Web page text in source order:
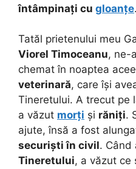
întâmpinați cu gloanțe.
Tatăl prietenului meu
Viorel Timoceanu, ne-
chemat în noaptea
veterinară, care își
Tineretului. A trecut pe
a văzut morți și răniți.
ajute, însă a fost
securiști în civil. Când
Tineretului, a văzut ce